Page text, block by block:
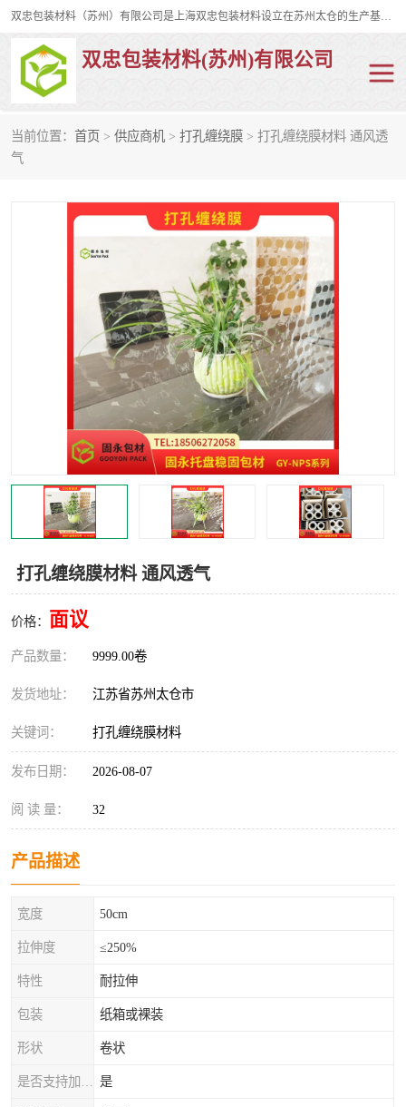
双忠包装材料（苏州）有限公司是上海双忠包装材料设立在苏州太仓的生产基地，占地约2万平米，产品主要有打孔缠绕膜，拉伸蜂窝纸，集装箱充气袋，滑托板，打包带，裹包网兜，防滑纸等箱体和托盘的运输和保护性包材。固永包材®，GooYon Pack®，是我们保护性包装材料的专属品牌。
双忠包装材料(苏州)有限公司
当前位置： 首页 > 供应商机 > 打孔缠绕膜 > 打孔缠绕膜材料 通风透
气
打孔缠绕膜材料 通风透气
价格： 面议
产品数量： 9999.00卷
发货地址： 江苏省苏州太仓市
关键词： 打孔缠绕膜材料
发布日期： 2026-08-07
阅 读 量： 32
产品描述
宽度 50cm
拉伸度 ≤250%
特性 耐拉伸
包装 纸箱或裸装
形状 卷状
是
裹包网兜 纤维打包带
充气袋
缠绕膜
托盘裹包网兜
托盘捆绑带